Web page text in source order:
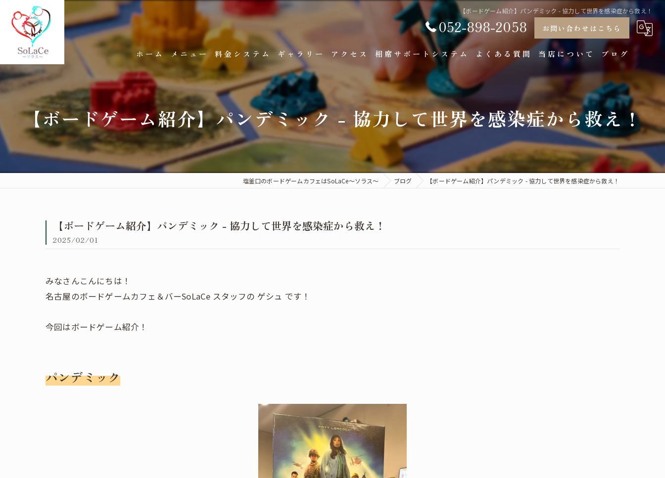
【ボードゲーム紹介】パンデミック - 協力して世界を感染症から救え！
052-898-2058 お問い合わせはこちら
ホーム メニュー 料金システム ギャラリー アクセス 相席サポートシステム よくある質問 当店について
大人
大人数
個室
相席
ブログ
【ボードゲーム紹介】パンデミック - 協力して世界を感染症から救え！
塩釜口のボードゲームカフェはSoLaCe～ソラス～ ブログ 【ボードゲーム紹介】パンデミック - 協力して世界を感染症から救え！
【ボードゲーム紹介】パンデミック - 協力して世界を感染症から救え！
2025/02/01
みなさんこんにちは！
名古屋のボードゲームカフェ＆バーSoLaCe スタッフの ゲシュ です！
今回はボードゲーム紹介！
パンデミック